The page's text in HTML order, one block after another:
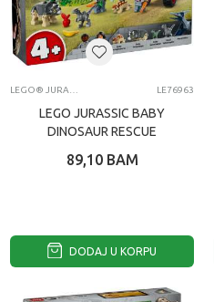
LE76963
LEGO JURASSIC BABY
DINOSAUR RESCUE
89,10 BAM
DODAJ U KORPU